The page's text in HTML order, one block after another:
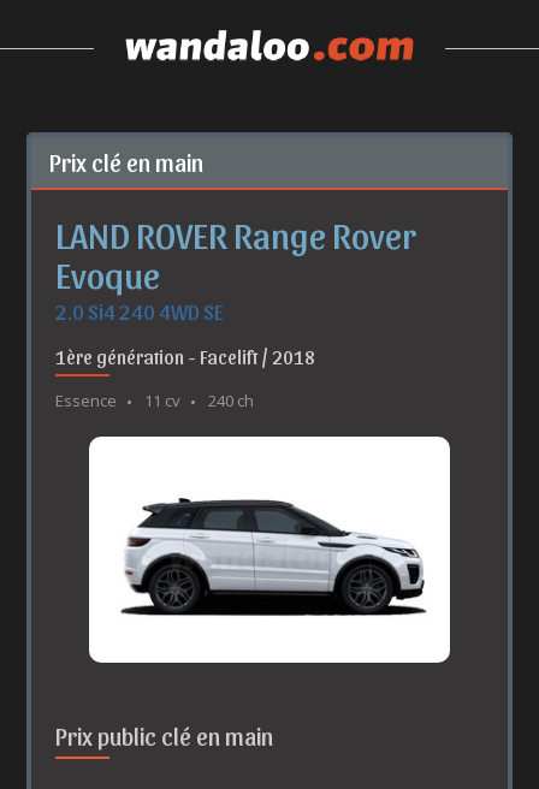
Prix clé en main
LAND ROVER Range Rover
Evoque
2.0 Si4 240 4WD SE
1ère génération - Facelift / 2018
Essence 11 cv 240 ch
Prix public clé en main